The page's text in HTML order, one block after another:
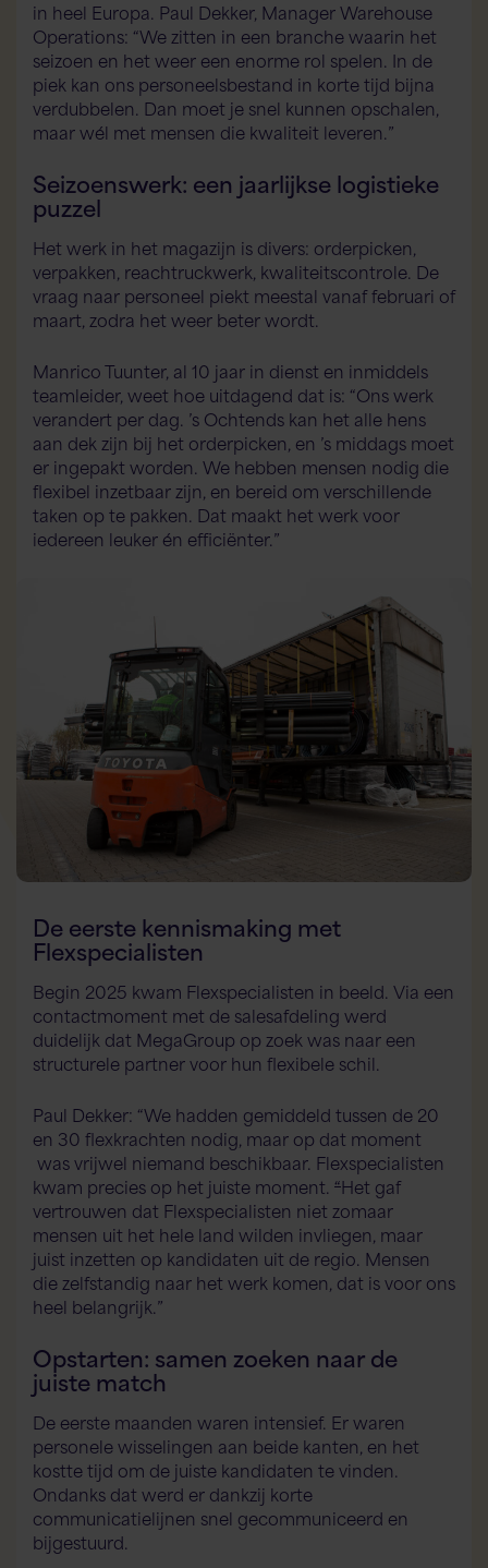
in heel Europa. Paul Dekker, Manager Warehouse
Operations: “We zitten in een branche waarin het
seizoen en het weer een enorme rol spelen. In de
piek kan ons personeelsbestand in korte tijd bijna
verdubbelen. Dan moet je snel kunnen opschalen,
maar wél met mensen die kwaliteit leveren.”
Seizoenswerk: een jaarlijkse logistieke
puzzel
Het werk in het magazijn is divers: orderpicken,
verpakken, reachtruckwerk, kwaliteitscontrole. De
vraag naar personeel piekt meestal vanaf februari of
maart, zodra het weer beter wordt.
Manrico Tuunter, al 10 jaar in dienst en inmiddels
teamleider, weet hoe uitdagend dat is: “Ons werk
verandert per dag. ’s Ochtends kan het alle hens
aan dek zijn bij het orderpicken, en ’s middags moet
er ingepakt worden. We hebben mensen nodig die
flexibel inzetbaar zijn, en bereid om verschillende
taken op te pakken. Dat maakt het werk voor
iedereen leuker én efficiënter.”
De eerste kennismaking met
Flexspecialisten
Begin 2025 kwam Flexspecialisten in beeld. Via een
contactmoment met de salesafdeling werd
duidelijk dat MegaGroup op zoek was naar een
structurele partner voor hun flexibele schil.
Paul Dekker: “We hadden gemiddeld tussen de 20
en 30 flexkrachten nodig, maar op dat moment
was vrijwel niemand beschikbaar. Flexspecialisten
kwam precies op het juiste moment. “Het gaf
vertrouwen dat Flexspecialisten niet zomaar
mensen uit het hele land wilden invliegen, maar
juist inzetten op kandidaten uit de regio. Mensen
die zelfstandig naar het werk komen, dat is voor ons
heel belangrijk.”
Opstarten: samen zoeken naar de
juiste match
De eerste maanden waren intensief. Er waren
personele wisselingen aan beide kanten, en het
kostte tijd om de juiste kandidaten te vinden.
Ondanks dat werd er dankzij korte
communicatielijnen snel gecommuniceerd en
bijgestuurd.
Flexspecialisten Flex AI Assistent